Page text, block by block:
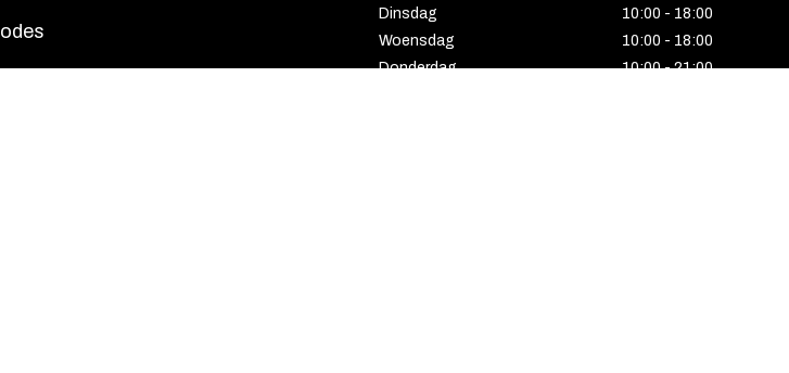
Dinsdag
10:00 - 18:00
Woensdag
10:00 - 18:00
Donderdag
10:00 - 21:00